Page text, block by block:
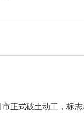
正式破土动工，标